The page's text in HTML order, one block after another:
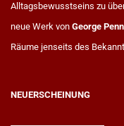
Alltagsbewusstseins zu
neue Werk von George
Räume jenseits des
NEUERSCHEINUNG